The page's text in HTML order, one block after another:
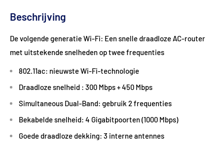
Beschrijving
De volgende generatie Wi-Fi: Een snelle draadloze AC-router
met uitstekende snelheden op twee frequenties
802.11ac: nieuwste Wi-Fi-technologie
Draadloze snelheid : 300 Mbps + 450 Mbps
Simultaneous Dual-Band: gebruik 2 frequenties
Bekabelde snelheid: 4 Gigabitpoorten (1000 Mbps)
Goede draadloze dekking: 3 interne antennes